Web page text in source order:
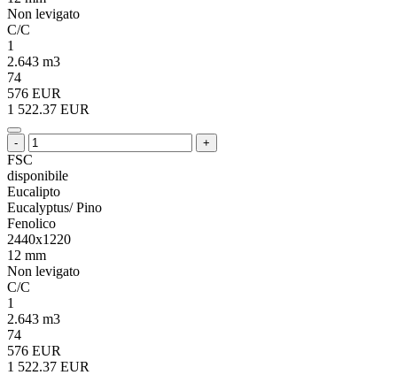
Non levigato
C/C
1
2.643 m3
74
576 EUR
1 522.37 EUR
- +
FSC
disponibile
Eucalipto
Eucalyptus/ Pino
Fenolico
2440x1220
12 mm
Non levigato
C/C
1
2.643 m3
74
576 EUR
1 522.37 EUR